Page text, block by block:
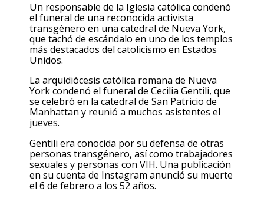
Un responsable de la Iglesia católica condenó
el funeral de una reconocida activista
transgénero en una catedral de Nueva York,
que tachó de escándalo en uno de los templos
más destacados del catolicismo en Estados
Unidos.
La arquidiócesis católica romana de Nueva
York condenó el funeral de Cecilia Gentili, que
se celebró en la catedral de San Patricio de
Manhattan y reunió a muchos asistentes el
jueves.
Gentili era conocida por su defensa de otras
personas transgénero, así como trabajadores
sexuales y personas con VIH. Una publicación
en su cuenta de Instagram anunció su muerte
el 6 de febrero a los 52 años.